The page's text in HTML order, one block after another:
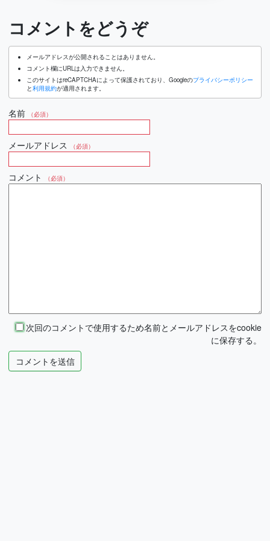
コメントをどうぞ
メールアドレスが公開されることはありません。
コメント欄にURLは入力できません。
このサイトはreCAPTCHAによって保護されており、Googleのプライバシーポリシー
と利用規約が適用されます。
名前 （必須）
メールアドレス （必須）
コメント （必須）
次回のコメントで使用するため名前とメールアドレスをcookie
に保存する。